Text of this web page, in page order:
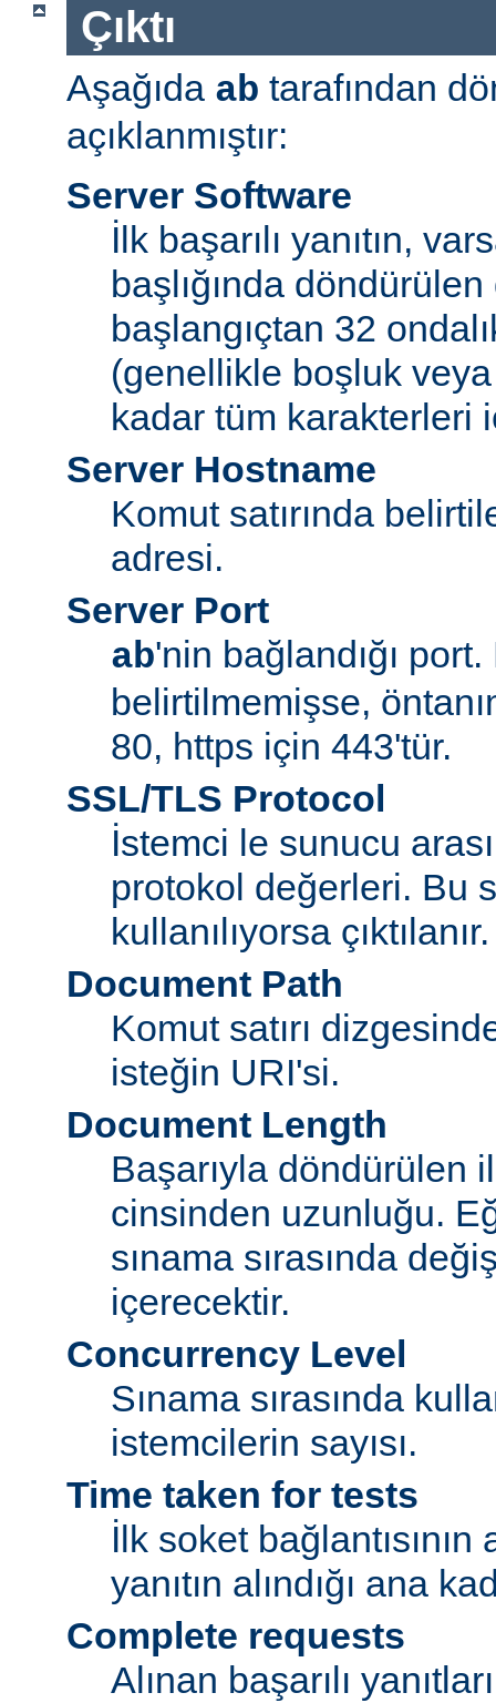
Çıktı
Aşağıda ab tarafından
açıklanmıştır:
Server Software
İlk başarılı yanıtın,
başlığında
başlangıçtan 32
(genellikle boşluk
kadar tüm karakterleri
Server Hostname
Komut satırında
adresi.
Server Port
ab'nin bağlandığı
belirtilmemişse,
80, https için 443'tür.
SSL/TLS Protocol
İstemci le sunucu
protokol değerleri. Bu
kullanılıyorsa çıktılanır.
Document Path
Komut satırı
isteğin URI'si.
Document Length
Başarıyla döndürülen
cinsinden uzunluğu.
sınama sırasında
içerecektir.
Concurrency Level
Sınama sırasında
istemcilerin sayısı.
Time taken for tests
İlk soket bağlantısının
yanıtın alındığı ana
Complete requests
Alınan başarılı